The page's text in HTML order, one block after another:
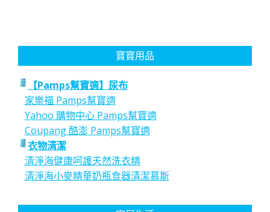
寶寶用品
【Pamps幫寶適】尿布
家樂福 Pamps幫寶適
Yahoo 購物中心 Pamps幫寶適
Coupang 酷澎 Pamps幫寶適
衣物清潔
清淨海健康呵護天然洗衣精
清淨海小麥精華奶瓶食器清潔慕斯